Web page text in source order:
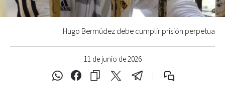
11 de junio de 2026
Hugo Bermúdez debe cumplir prisión perpetua